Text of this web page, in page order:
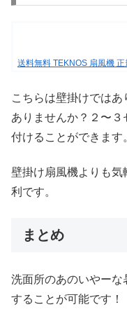
送料無料 TEKNOS 扇風機
こちらは壁掛けでは
ありませんか？２〜３
付けることができます
壁掛け扇風機よりも
利です。
まとめ
洗面所のあのいやーな
することが可能です！